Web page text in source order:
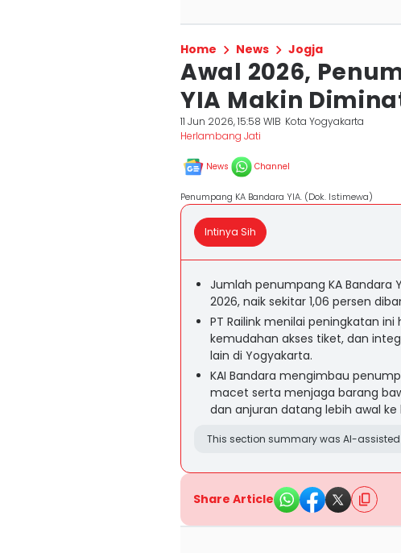
Home News Jogja
Awal 2026,
YIA Makin
11 Jun 2026, 15:58 WIB Kota Yogyakarta
Herlambang Jati
News Channel
Penumpang KA Bandara YIA. (Dok. Istimewa)
Intinya Sih
Jumlah penumpang KA Bandara
2026, naik sekitar 1,06 persen
PT Railink menilai peningkatan
kemudahan akses tiket, dan
lain di Yogyakarta.
KAI Bandara mengimbau
macet serta menjaga barang
dan anjuran datang lebih awal ke
This section summary was AI-
Share Article